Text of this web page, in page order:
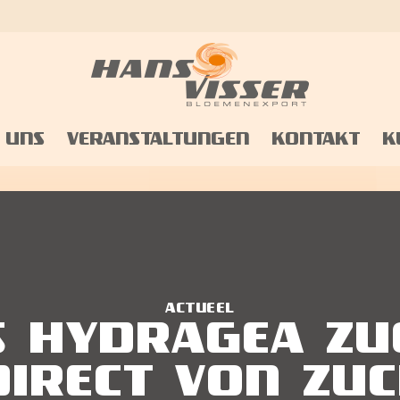
de website naar behoren te laten werken, te
VERANSTALTUNGEN KONTAKT
ACTUEEL
HYDRAGEA
VON